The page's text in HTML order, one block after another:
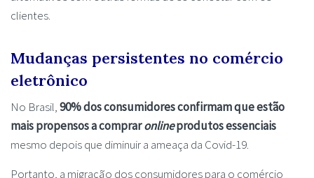
clientes.
Mudanças persistentes no comércio
eletrônico
No Brasil,90% dos consumidores confirmam que estão
mais propensos a compraronlineprodutos essenciais
mesmo depois que diminuir a ameaça da Covid-19.
Portanto, a migração dos consumidores para o comércio